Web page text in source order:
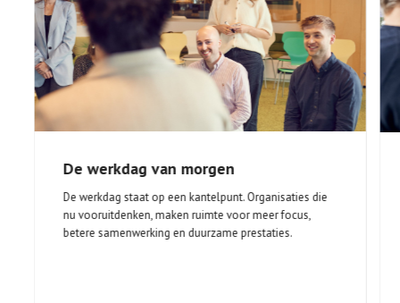
De werkdag van morgen
De werkdag staat op een kantelpunt. Organisaties die
nu vooruitdenken, maken ruimte voor meer focus,
betere samenwerking en duurzame prestaties.